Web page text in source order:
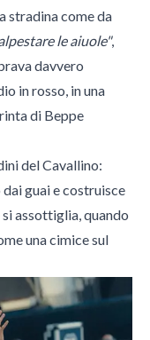
stradina come da
le aiuole",
davvero
in rosso, in una
di Beppe
del Cavallino:
guai e costruisce
assottiglia, quando
una cimice sul